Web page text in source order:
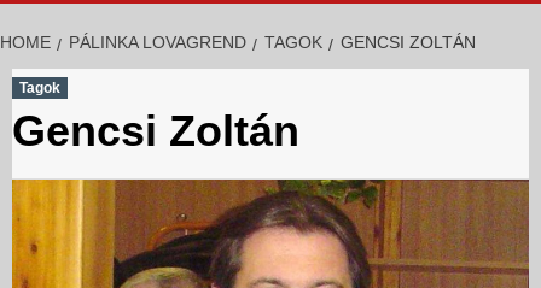
HOME PÁLINKA LOVAGREND TAGOK GENCSI ZOLTÁN
Tagok
Gencsi Zoltán